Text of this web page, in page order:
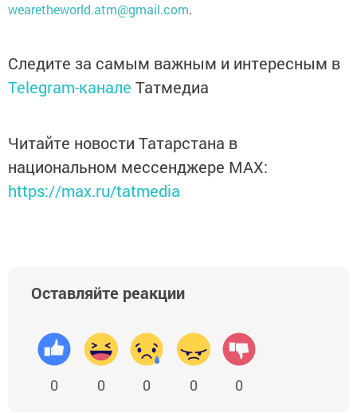
wearetheworld.atm@gmail.com.
Следите за самым важным и интересным в
Telegram-канале Татмедиа
Читайте новости Татарстана в
национальном мессенджере MАХ:
https://max.ru/tatmedia
Оставляйте реакции
0 0 0 0 0